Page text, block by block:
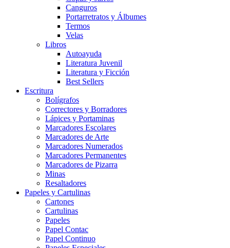
Canguros
Portarretratos y Álbumes
Termos
Velas
Libros
Autoayuda
Literatura Juvenil
Literatura y Ficción
Best Sellers
Escritura
Bolígrafos
Correctores y Borradores
Lápices y Portaminas
Marcadores Escolares
Marcadores de Arte
Marcadores Numerados
Marcadores Permanentes
Marcadores de Pizarra
Minas
Resaltadores
Papeles y Cartulinas
Cartones
Cartulinas
Papeles
Papel Contac
Papel Continuo